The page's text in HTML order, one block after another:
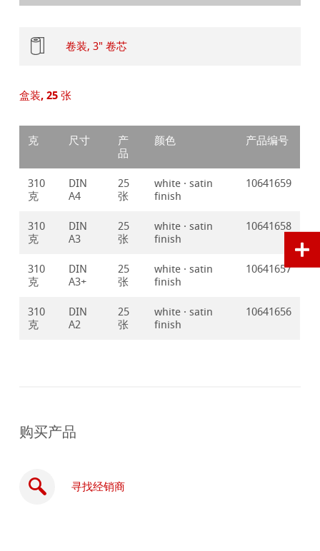
卷装, 3" 卷芯
盒装, 25 张
克 尺寸
产
品
颜色 产品编号
310
克
DIN
A4
25
张
white · satin
finish
10641659
310
克
DIN
A3
25
张
white · satin
finish
10641658
310
克
DIN
A3+
25
张
white · satin
finish
10641657
310
克
DIN
A2
25
张
white · satin
finish
10641656
购买产品
寻找经销商